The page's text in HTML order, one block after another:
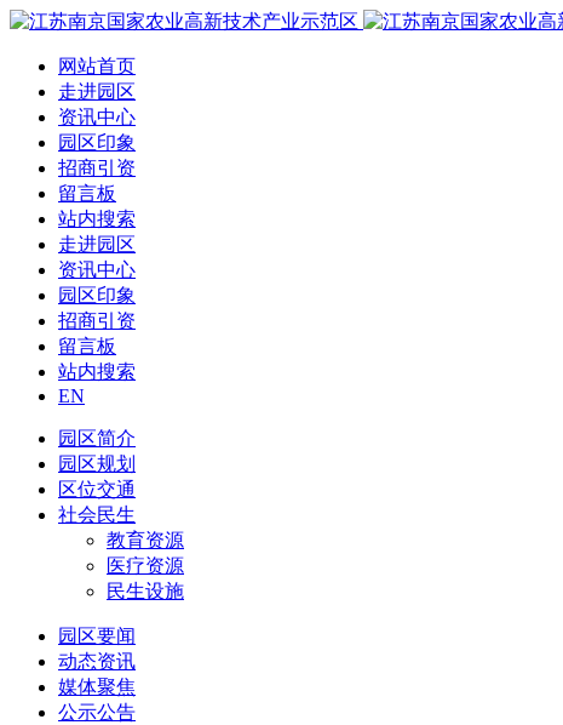
网站首页
走进园区
资讯中心
园区印象
招商引资
留言板
站内搜索
走进园区
资讯中心
园区印象
招商引资
留言板
站内搜索
EN
园区简介
园区规划
区位交通
社会民生
教育资源
医疗资源
民生设施
园区要闻
动态资讯
媒体聚焦
公示公告